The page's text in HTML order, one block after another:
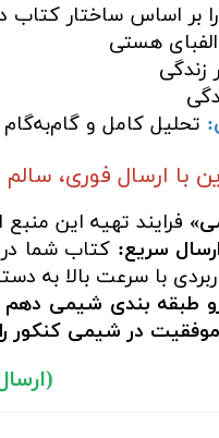
بر اساس ساختار
الفبای هستی
زندگی
تحلیل کامل و
با ارسال فوری،
فرایند تهیه این
سریع: کتاب شما
با سرعت بالا به
طبقه بندی شیمی دهم
در شیمی کنکور
(ارسال